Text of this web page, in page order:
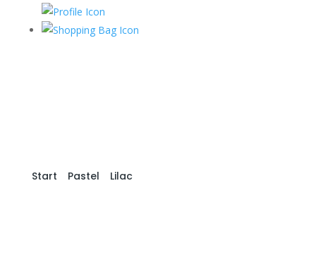
Start Pastel Lilac/ Pastel Matte Lilac R24-650